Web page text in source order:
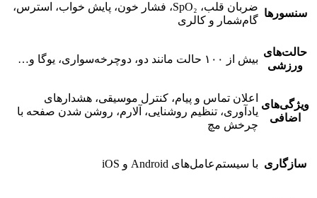
سنسورها
ضربان قلب، SpO₂، فشار خون، پایش خواب، استرس،
گام‌شمار و کالری
حالت‌های
ورزشی
بیش از ۱۰۰ حالت مانند دو، دوچرخه‌سواری، یوگا و…
ویژگی‌های
اضافی
اعلان تماس و پیام، کنترل موسیقی، هشدارهای
یادآوری، تنظیم روشنایی، آلارم، روشن شدن صفحه با
چرخش مچ
سازگاری با سیستم‌عامل‌های Android و iOS